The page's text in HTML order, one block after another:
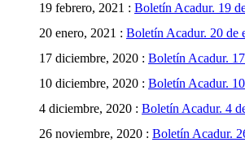
19 febrero, 2021 : Boletín Acadur. 19
20 enero, 2021 : Boletín Acadur. 20 de
17 diciembre, 2020 : Boletín Acadur.
10 diciembre, 2020 : Boletín Acadur.
4 diciembre, 2020 : Boletín Acadur. 4
26 noviembre, 2020 : Boletín Acadur.